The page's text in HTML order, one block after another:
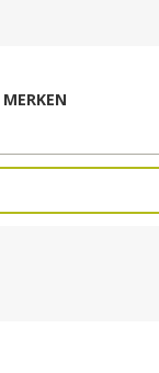
MERKEN